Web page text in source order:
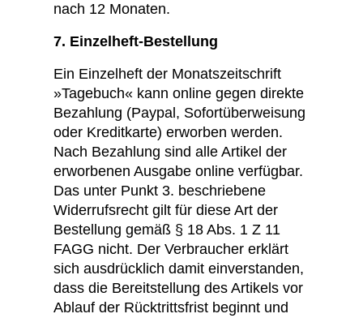
nach 12 Monaten.
7. Einzelheft-Bestellung
Ein Einzelheft der Monatszeitschrift
»Tagebuch« kann online gegen direkte
Bezahlung (Paypal, Sofortüberweisung
oder Kreditkarte) erworben werden.
Nach Bezahlung sind alle Artikel der
erworbenen Ausgabe online verfügbar.
Das unter Punkt 3. beschriebene
Widerrufsrecht gilt für diese Art der
Bestellung gemäß § 18 Abs. 1 Z 11
FAGG nicht. Der Verbraucher erklärt
sich ausdrücklich damit einverstanden,
dass die Bereitstellung des Artikels vor
Ablauf der Rücktrittsfrist beginnt und